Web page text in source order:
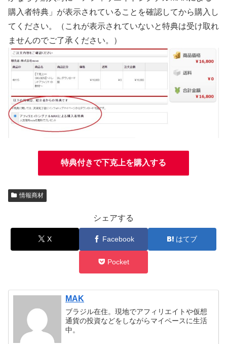
購入者特典」が表示されていることを確認してから購入し
てください。（これが表示されていないと特典は受け取れ
ませんのでご了承ください。）
特典付きで下克上を購入する
情報商材
シェアする
X Facebook はてブ
Pocket
MAK
ブラジル在住。現地でアフィリエイトや仮想
通貨の投資などをしながらマイペースに生活
中。